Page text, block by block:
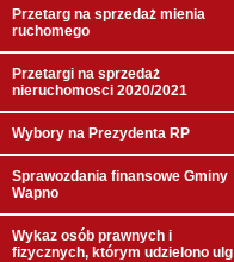
Przetarg na sprzedaż mienia
ruchomego
Przetargi na sprzedaż
nieruchomosci 2020/2021
Wybory na Prezydenta RP
Sprawozdania finansowe Gminy
Wapno
Wykaz osób prawnych i
fizycznych, którym udzielono ulg